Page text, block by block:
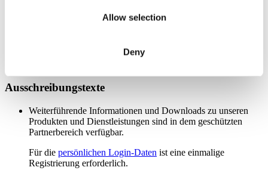
Allow selection
Deny
Weiterführende Informationen und Downloads zu unseren
Produkten und Dienstleistungen sind in dem geschützten
persönlichen Login-Daten
Ausschreibungstexte
Weiterführende Informationen und Downloads zu unseren
Produkten und Dienstleistungen sind in dem geschützten
Partnerbereich verfügbar.
Für die persönlichen Login-Daten ist eine einmalige
Registrierung erforderlich.